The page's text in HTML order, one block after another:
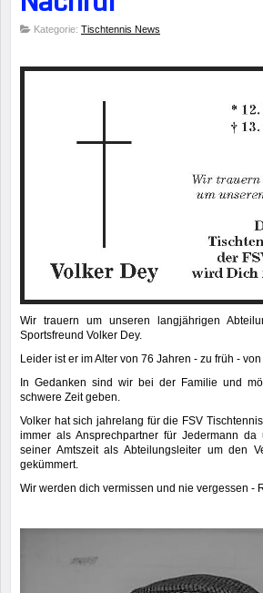
Kategorie: Tischtennis News
Wir trauern um unseren langjährigen
Sportsfreund Volker Dey.
Leider ist er im Alter von 76 Jahren - zu früh -
In Gedanken sind wir bei der Familie und
schwere Zeit geben.
Volker hat sich jahrelang für die FSV
immer als Ansprechpartner für Jedermann
seiner Amtszeit als Abteilungsleiter um den
gekümmert.
Wir werden dich vermissen und nie vergessen -